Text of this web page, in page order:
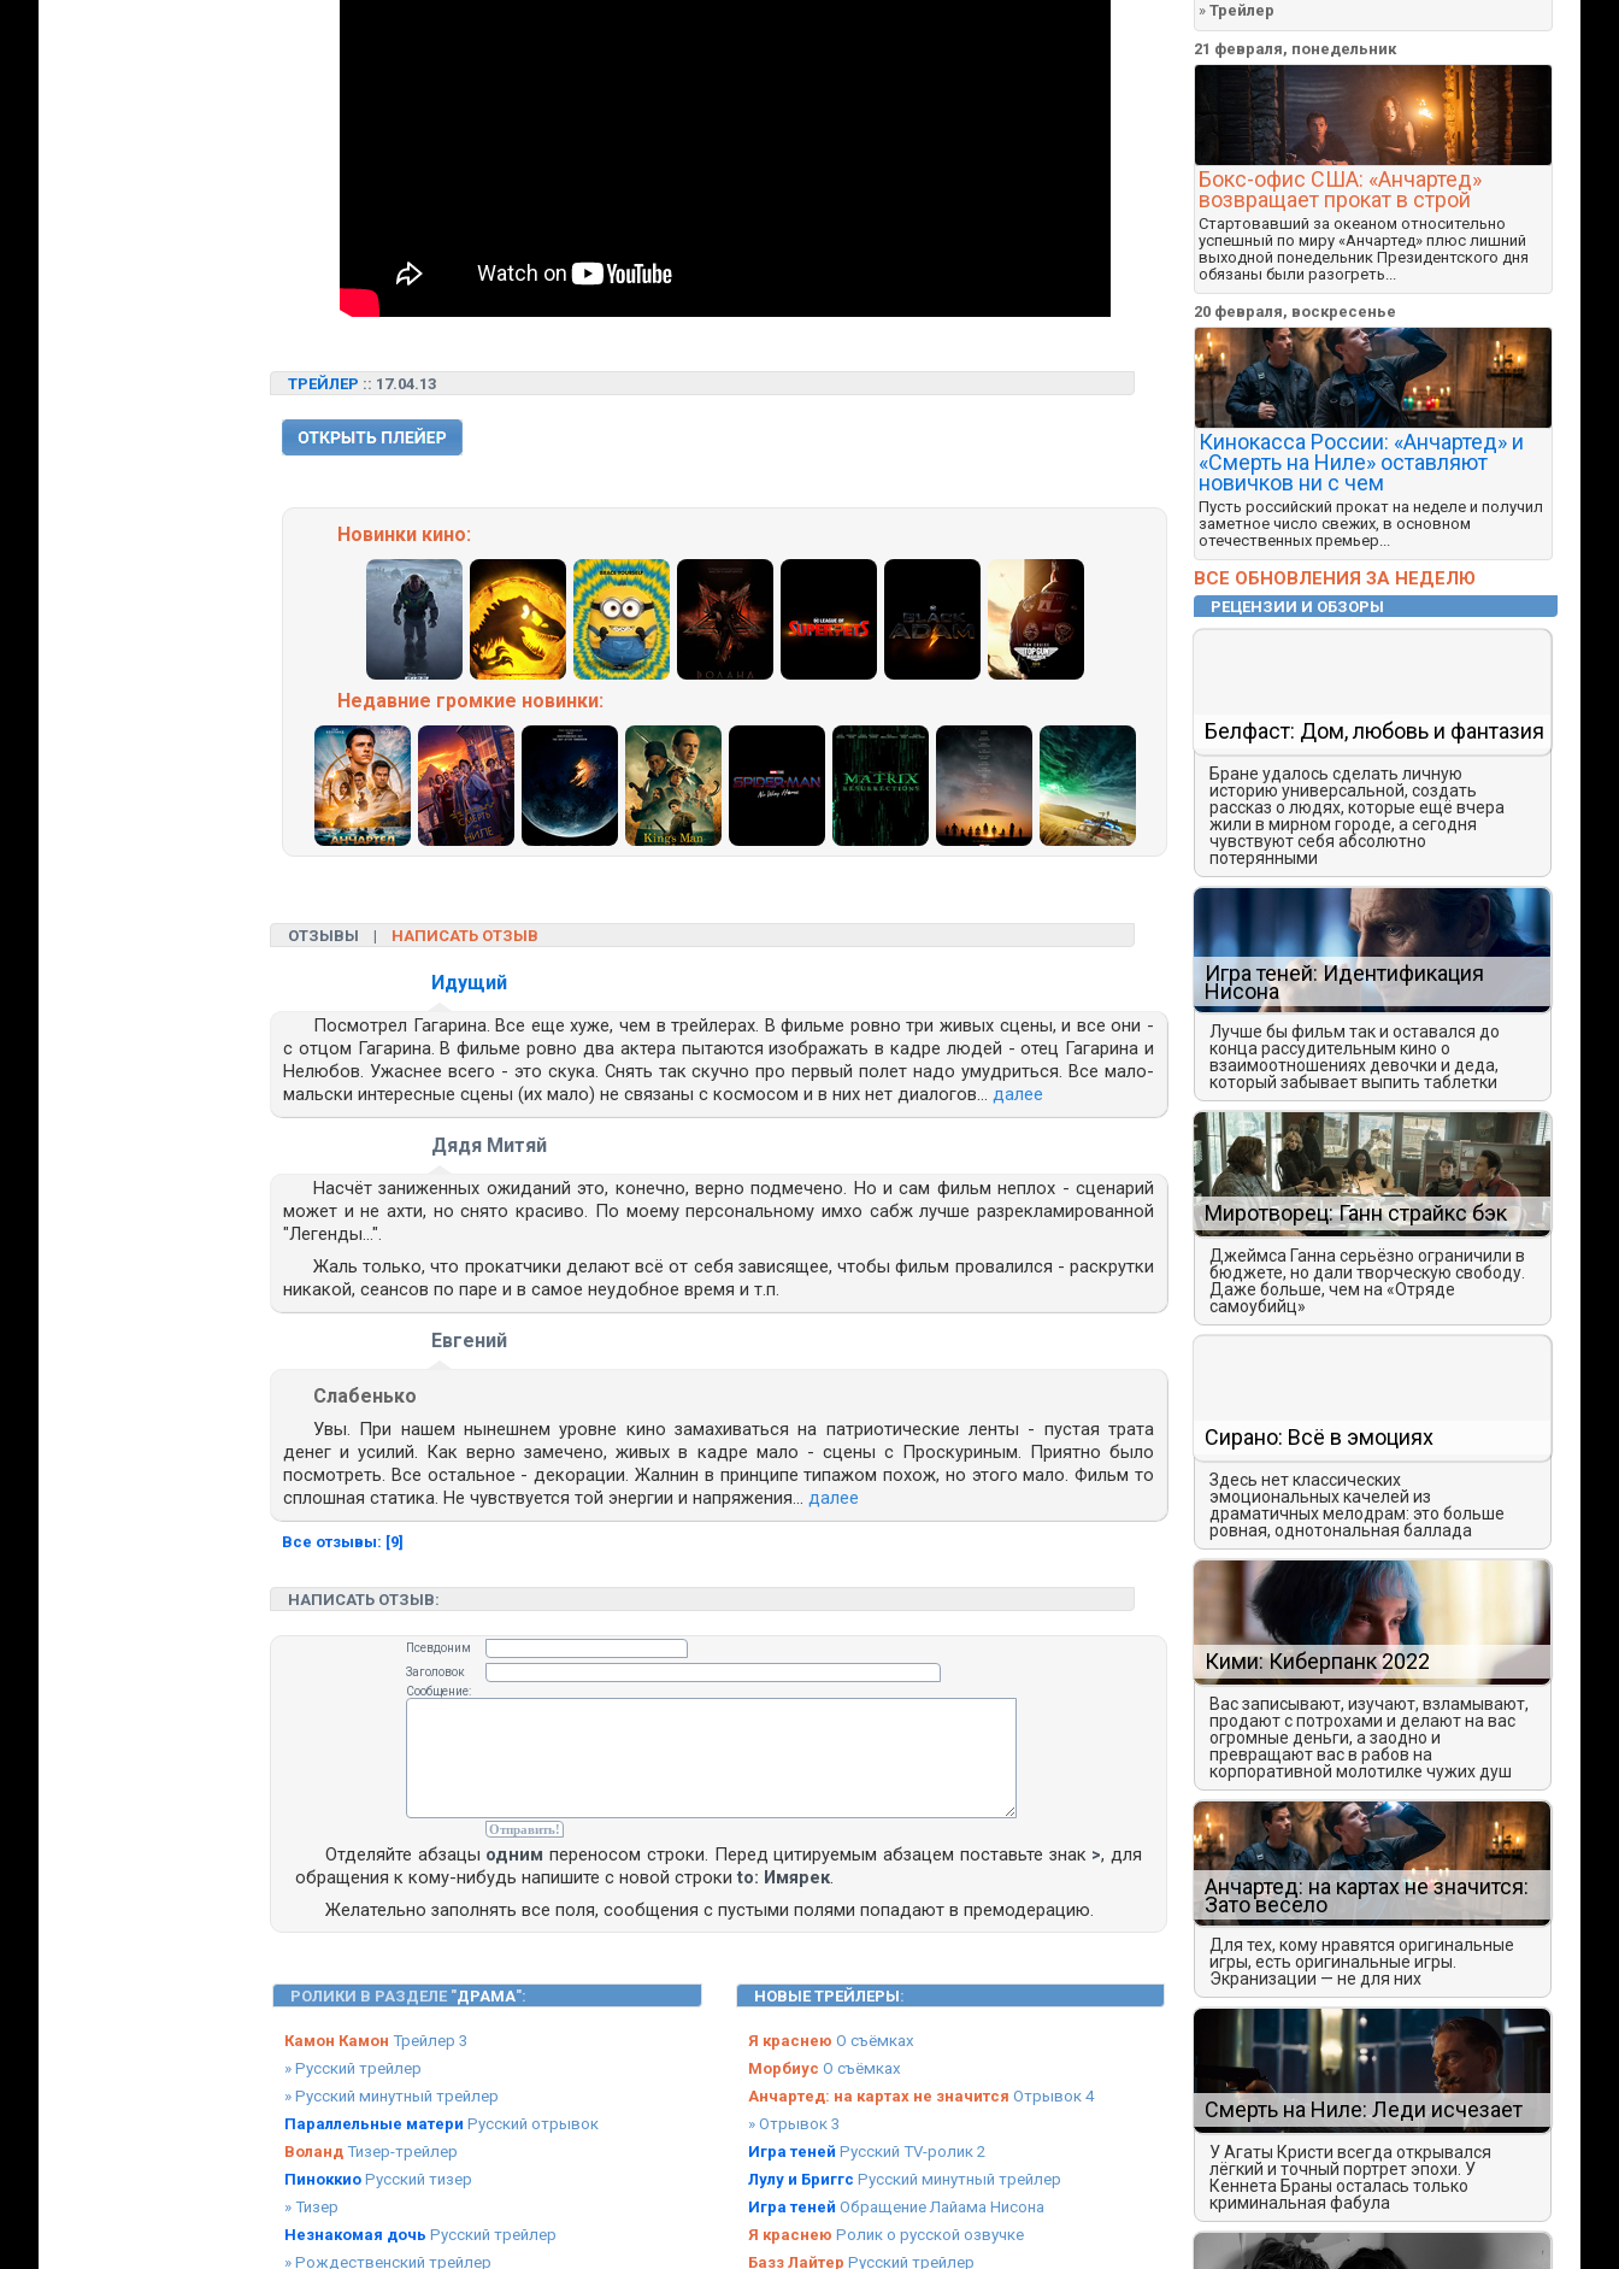
ТРЕЙЛЕР :: 17.04.13
Новинки кино:
Недавние громкие новинки:
ОТЗЫВЫ | НАПИСАТЬ ОТЗЫВ
Идущий
Посмотрел Гагарина. Все еще хуже, чем в трейлерах. В фильме ровно три живых сцены, и все они -
с отцом Гагарина. В фильме ровно два актера пытаются изображать в кадре людей - отец Гагарина и
Нелюбов. Ужаснее всего - это скука. Снять так скучно про первый полет надо умудриться. Все мало-
мальски интересные сцены (их мало) не связаны с космосом и в них нет диалогов... далее
Дядя Митяй
Насчёт заниженных ожиданий это, конечно, верно подмечено. Но и сам фильм неплох - сценарий
может и не ахти, но снято красиво. По моему персональному имхо сабж лучше разрекламированной
"Легенды...".
Жаль только, что прокатчики делают всё от себя зависящее, чтобы фильм провалился - раскрутки
никакой, сеансов по паре и в самое неудобное время и т.п.
Евгений
Слабенько
Увы. При нашем нынешнем уровне кино замахиваться на патриотические ленты - пустая трата
денег и усилий. Как верно замечено, живых в кадре мало - сцены с Проскуриным. Приятно было
посмотреть. Все остальное - декорации. Жалнин в принципе типажом похож, но этого мало. Фильм то
сплошная статика. Не чувствуется той энергии и напряжения... далее
Все отзывы: [9]
НАПИСАТЬ ОТЗЫВ:
Псевдоним
Заголовок
Сообщение:
Отделяйте абзацы одним переносом строки. Перед цитируемым абзацем поставьте знак >, для
обращения к кому-нибудь напишите с новой строки to: Имярек.
Желательно заполнять все поля, сообщения с пустыми полями попадают в премодерацию.
РОЛИКИ В РАЗДЕЛЕ "ДРАМА":
Камон Камон Трейлер 3
» Русский трейлер
» Русский минутный трейлер
Параллельные матери Русский отрывок
Воланд Тизер-трейлер
Пиноккио Русский тизер
» Тизер
Незнакомая дочь Русский трейлер
» Рождественский трейлер
НОВЫЕ ТРЕЙЛЕРЫ:
Я краснею О съёмках
Морбиус О съёмках
Анчартед: на картах не значится Отрывок 4
» Отрывок 3
Игра теней Русский TV-ролик 2
Лулу и Бриггс Русский минутный трейлер
Игра теней Обращение Лайама Нисона
Я краснею Ролик о русской озвучке
Базз Лайтер Русский трейлер
» Трейлер
21 февраля, понедельник
Бокс-офис США: «Анчартед»
возвращает прокат в строй
Стартовавший за океаном относительно
успешный по миру «Анчартед» плюс лишний
выходной понедельник Президентского дня
обязаны были разогреть...
20 февраля, воскресенье
Кинокасса России: «Анчартед» и
«Смерть на Ниле» оставляют
новичков ни с чем
Пусть российский прокат на неделе и получил
заметное число свежих, в основном
отечественных премьер...
ВСЕ ОБНОВЛЕНИЯ ЗА НЕДЕЛЮ
РЕЦЕНЗИИ И ОБЗОРЫ
Белфаст: Дом, любовь и фантазия
Бране удалось сделать личную
историю универсальной, создать
рассказ о людях, которые ещё вчера
жили в мирном городе, а сегодня
чувствуют себя абсолютно
потерянными
Игра теней: Идентификация
Нисона
Лучше бы фильм так и оставался до
конца рассудительным кино о
взаимоотношениях девочки и деда,
который забывает выпить таблетки
Миротворец: Ганн страйкс бэк
Джеймса Ганна серьёзно ограничили в
бюджете, но дали творческую свободу.
Даже больше, чем на «Отряде
самоубийц»
Сирано: Всё в эмоциях
Здесь нет классических
эмоциональных качелей из
драматичных мелодрам: это больше
ровная, однотональная баллада
Кими: Киберпанк 2022
Вас записывают, изучают, взламывают,
продают с потрохами и делают на вас
огромные деньги, а заодно и
превращают вас в рабов на
корпоративной молотилке чужих душ
Анчартед: на картах не значится:
Зато весело
Для тех, кому нравятся оригинальные
игры, есть оригинальные игры.
Экранизации — не для них
Смерть на Ниле: Леди исчезает
У Агаты Кристи всегда открывался
лёгкий и точный портрет эпохи. У
Кеннета Браны осталась только
криминальная фабула